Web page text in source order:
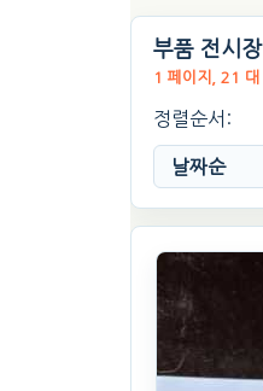
부품 전시장
1 페이지, 21 대
정렬순서: